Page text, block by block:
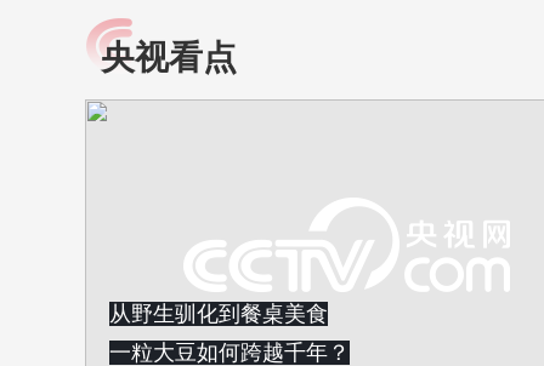
小央视频
央视网原创视频子品牌，
提高全民健康素养水
知识！
央视看点
从野生驯化到餐桌美食
一粒大豆如何跨越千年？